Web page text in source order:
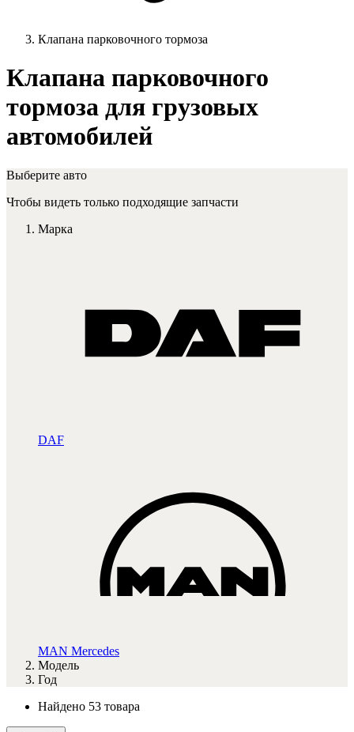
Клапана парковочного тормоза
Клапана парковочного
тормоза для грузовых
автомобилей
Выберите авто
Чтобы видеть только подходящие запчасти
Марка
DAF
MAN Mercedes
Модель
Год
Найдено 53 товара